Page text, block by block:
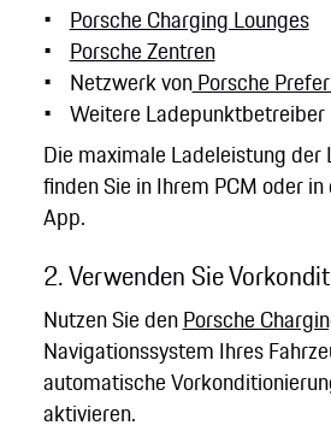
Porsche Charging Lounges
Porsche Zentren
Netzwerk vonPorsche
Weitere Ladepunktbetreiber
Die maximale Ladeleistung der
finden Sie in Ihrem PCM oder
App.
2. Verwenden Sie
Nutzen Sie denPorsche
Navigationssystem Ihres
automatische
aktivieren.